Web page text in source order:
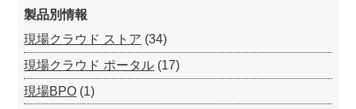
製品別情報
現場クラウド ストア (34)
現場クラウド ポータル (17)
現場BPO (1)